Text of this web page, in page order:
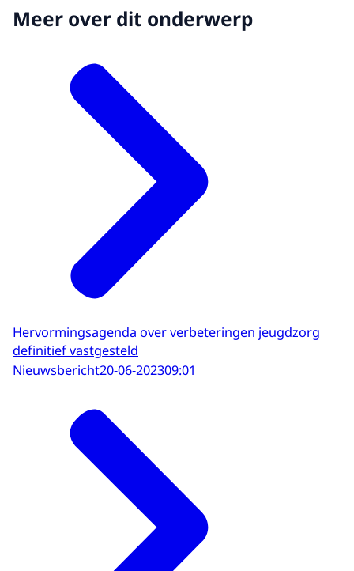
Meer over dit onderwerp
Hervormingsagenda over verbeteringen jeugdzorg
definitief vastgesteld
Nieuwsbericht20-06-202309:01